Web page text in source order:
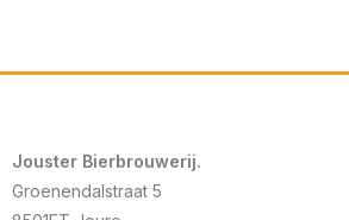
Jouster Bierbrouwerij.
Groenendalstraat 5